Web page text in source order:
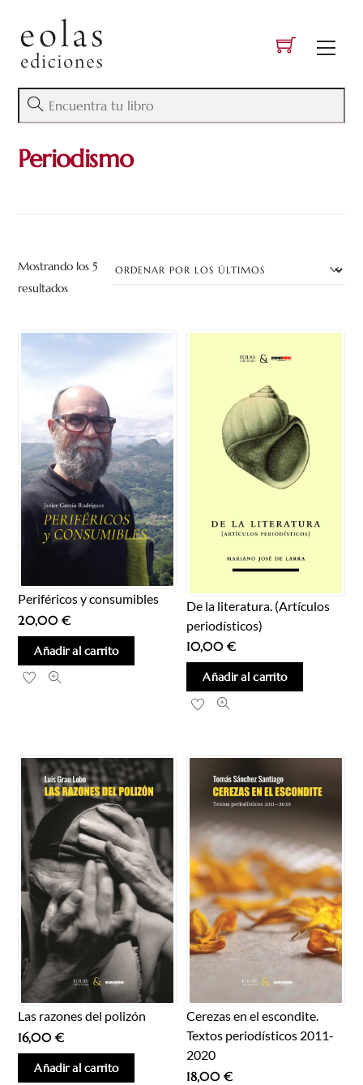
content
Periodismo
Mostrando los 5
resultadosOrdenado
los
Periféricos y consumibles
20,00€
Añadir al carrito
De la literatura. (Artículos
periodísticos)
10,00€
Añadir al carrito
Las razones del polizón
16,00€
Añadir al carrito
Cerezas en el escondite.
Textos periodísticos 2011-
2020
18,00€